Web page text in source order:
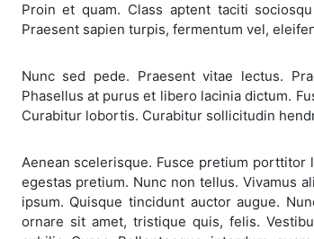
Proin et quam. Class aptent taciti
Praesent sapien turpis, fermentum vel,
Nunc sed pede. Praesent vitae lectus.
Phasellus at purus et libero lacinia dictum.
Curabitur lobortis. Curabitur sollicitudin
Aenean scelerisque. Fusce pretium porttitor
egestas pretium. Nunc non tellus. Vivamus
ipsum. Quisque tincidunt auctor augue.
ornare sit amet, tristique quis, felis.